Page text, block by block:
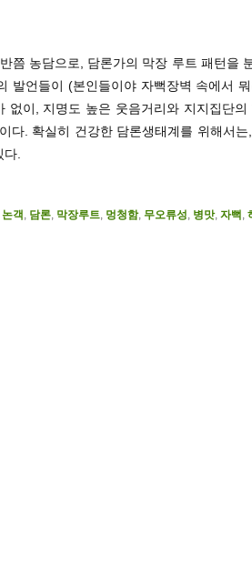
쯤 농담으로, 담론가의 막장 루트 패턴을
발언들이 (본인들이야 자뻑장벽 속에서
없이, 지명도 높은 웃음거리와 지지집단의
다. 확실히 건강한 담론생태계를 위해서는
.
논객 , 담론, 막장루트, 멍청함, 무오류성, 병맛, 자뻑 ,